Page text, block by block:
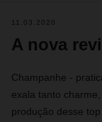
11.03.2020
A nova
Champanhe -
exala tanto
produção desse